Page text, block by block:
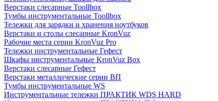
Верстаки слесарные Toollbox
Тумбы инструментальные Toollbox
Тележки для зарядки и хранения ноутбуков
Верстаки и столы слесарные KronVuz
Рабочие места серии KronVuz Pro
Тележки инструментальные Гефест
Шкафы инструментальные KronVuz Box
Верстаки слесарные Гефест
Верстаки металлические серии ВП
Тумбы инструментальные WS
Инструментальные тележки ПРАКТИК WDS HARD